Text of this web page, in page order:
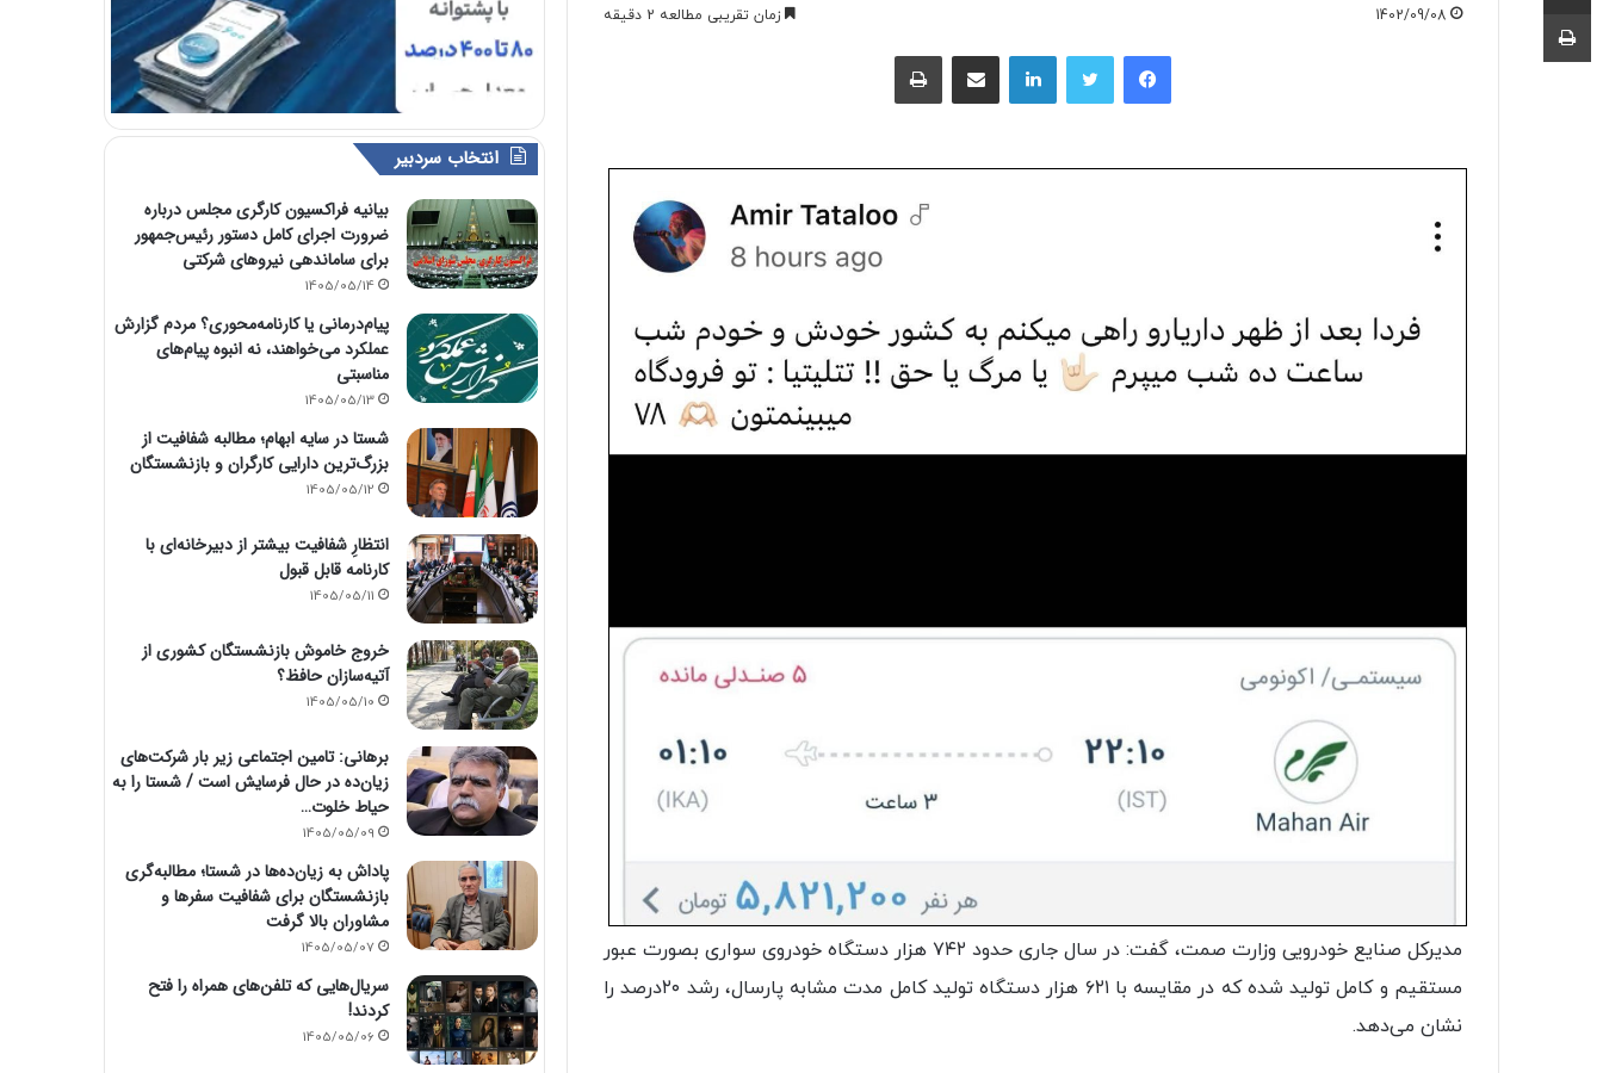
1402/09/08 زمان تقریبی مطالعه 2 دقیقه
فیسبوک لینکداین
مدیرکل صنایع خودرویی وزارت صمت، گفت: در سال جاری حدود ۷۴۲ هزار دستگاه خودروی سواری بصورت عبور
مستقیم و کامل تولید شده که در مقایسه با ۶۲۱ هزار دستگاه تولید کامل مدت مشابه پارسال، رشد ۲۰درصد را
نشان می‌دهد.
انتخاب سردبیر
بیانیه فراکسیون کارگری مجلس درباره
ضرورت اجرای کامل دستور رئیس‌جمهور
برای ساماندهی نیروهای شرکتی
1405/05/14
پیام‌درمانی یا کارنامه‌محوری؟ مردم گزارش
عملکرد می‌خواهند، نه انبوه پیام‌های
مناسبتی
1405/05/13
شستا در سایه ابهام؛ مطالبه شفافیت از
بزرگ‌ترین دارایی کارگران و بازنشستگان
1405/05/12
انتظارِ شفافیت بیشتر از دبیرخانه‌ای با
کارنامه قابل قبول
1405/05/11
خروج خاموش بازنشستگان کشوری از
آتیه‌سازان حافظ؟
1405/05/10
برهانی: تامین اجتماعی زیر بار شرکت‌های
زیان‌ده در حال فرسایش است / شستا را به
حیاط خلوت…
1405/05/09
پاداش به زیان‌ده‌ها در شستا؛ مطالبه‌گری
بازنشستگان برای شفافیت سفرها و
مشاوران بالا گرفت
1405/05/07
سریال‌هایی که تلفن‌های همراه را فتح
کردند!
1405/05/06